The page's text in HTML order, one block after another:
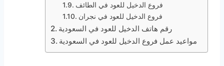
فروع الدخيل للعود في الطائف
فروع الدخيل للعود في نجران
رقم هاتف الدخيل للعود في السعودية
مواعيد عمل فروع الدخيل للعود في السعودية